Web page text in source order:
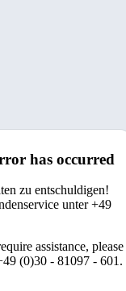
has occurred
zu entschuldigen!
unter +49
assistance, please
(0)30 - 81097 - 601.